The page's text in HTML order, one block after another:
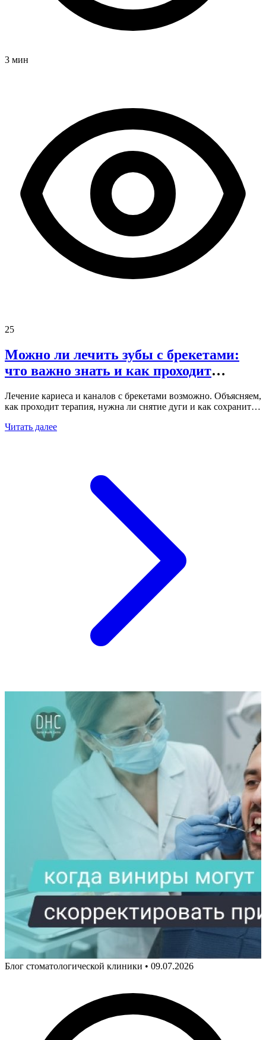
3 мин
25
Можно ли лечить зубы с брекетами:
что важно знать и как проходит
Лечение кариеса и каналов с брекетами возможно. Объясняем,
как проходит терапия, нужна ли снятие дуги и как сохранить
Читать далее
Блог стоматологической клиники • 09.07.2026